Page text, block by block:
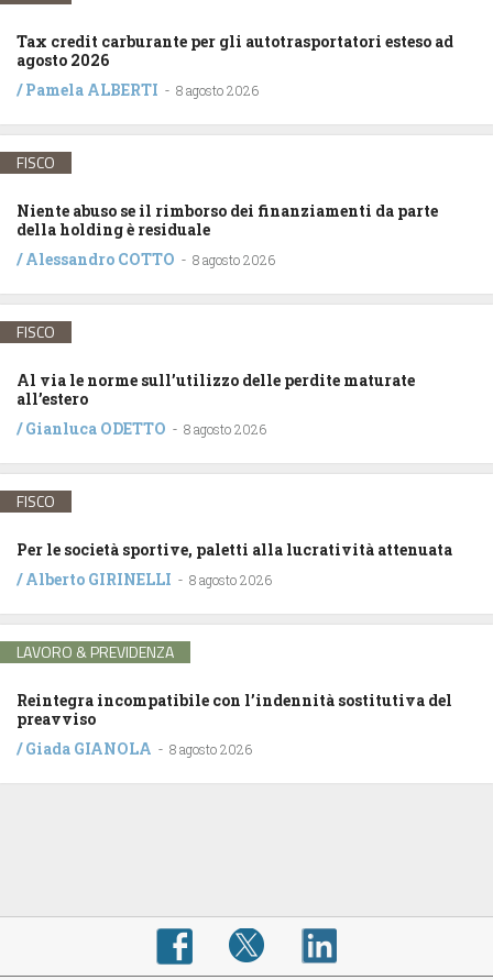
Tax credit carburante per gli autotrasportatori esteso ad
agosto 2026
/Pamela ALBERTI - 8 agosto 2026
FISCO
Niente abuso se il rimborso dei finanziamenti da parte
della holding è residuale
/Alessandro COTTO - 8 agosto 2026
FISCO
Al via le norme sull’utilizzo delle perdite maturate
all’estero
/Gianluca ODETTO - 8 agosto 2026
FISCO
Per le società sportive, paletti alla lucratività attenuata
/Alberto GIRINELLI - 8 agosto 2026
LAVORO & PREVIDENZA
Reintegra incompatibile con l’indennità sostitutiva del
preavviso
/Giada GIANOLA - 8 agosto 2026